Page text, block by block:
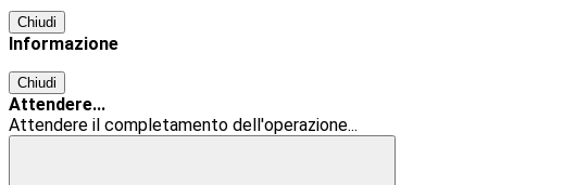
Chiudi
Informazione
Chiudi
Attendere...
Attendere il completamento dell'operazione...